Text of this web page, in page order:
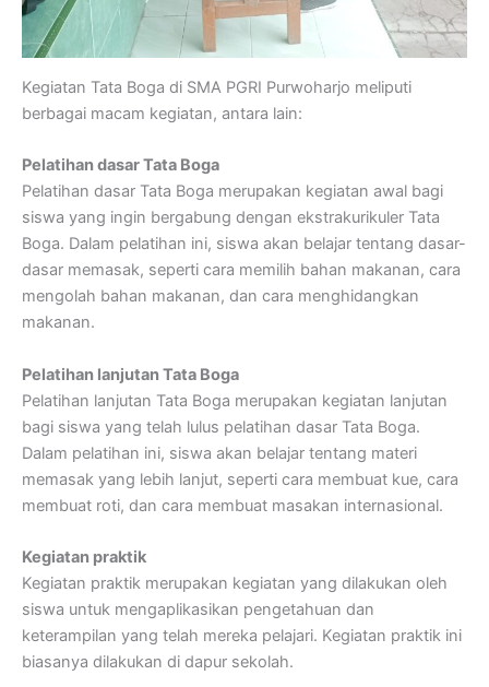
Kegiatan Tata Boga di SMA PGRI Purwoharjo meliputi
berbagai macam kegiatan, antara lain:
Pelatihan dasar Tata Boga
Pelatihan dasar Tata Boga merupakan kegiatan awal bagi
siswa yang ingin bergabung dengan ekstrakurikuler Tata
Boga. Dalam pelatihan ini, siswa akan belajar tentang dasar-
dasar memasak, seperti cara memilih bahan makanan, cara
mengolah bahan makanan, dan cara menghidangkan
makanan.
Pelatihan lanjutan Tata Boga
Pelatihan lanjutan Tata Boga merupakan kegiatan lanjutan
bagi siswa yang telah lulus pelatihan dasar Tata Boga.
Dalam pelatihan ini, siswa akan belajar tentang materi
memasak yang lebih lanjut, seperti cara membuat kue, cara
membuat roti, dan cara membuat masakan internasional.
Kegiatan praktik
Kegiatan praktik merupakan kegiatan yang dilakukan oleh
siswa untuk mengaplikasikan pengetahuan dan
keterampilan yang telah mereka pelajari. Kegiatan praktik ini
biasanya dilakukan di dapur sekolah.